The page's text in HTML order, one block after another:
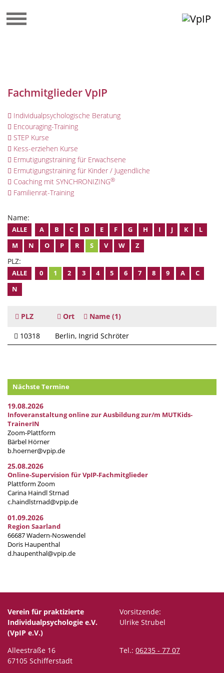
Fachmitglieder VpIP
Individualpsychologische Beratung
Encouraging-Training
STEP Kurse
Kess-erziehen Kurse
Ermutigungstraining für Erwachsene
Ermutigungstraining für Kinder / Jugendliche
Coaching mit SYNCHRONIZING®
Familienrat-Training
Name:
ALLE A B C D E F G H I J K
L
M
N O P R S V W Z
PLZ:
ALLE 0 1 2 3 4 5 6 7 8 9 A
C
N
PLZ Ort Name (1)
10318 Berlin Ingrid Schröter
Nächste Termine
19.08.2026
Infoveranstaltung online zur Ausbildung zur/m MUTKids-
TrainerIN
Zoom-Plattform
Bärbel Hörner
b.hoerner@vpip.de
25.08.2026
Online-Supervision für VpIP-Fachmitglieder
Plattform Zoom
Carina Haindl Strnad
c.haindlstrnad@vpip.de
01.09.2026
Region Saarland
66687 Wadern-Noswendel
Doris Haupenthal
d.haupenthal@vpip.de
Verein für praktizierte
Individualpsychologie e.V.
(VpIP e.V.)
Vorsitzende:
Ulrike Strubel
Alleestraße 16
67105 Schifferstadt
Tel.: 06235 - 77 07